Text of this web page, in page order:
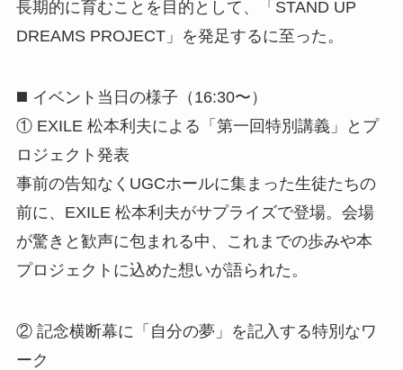
長期的に育むことを目的として、「STAND UP
DREAMS PROJECT」を発足するに至った。
◼️ イベント当日の様子（16:30〜）
① EXILE 松本利夫による「第一回特別講義」とプ
ロジェクト発表
事前の告知なくUGCホールに集まった生徒たちの
前に、EXILE 松本利夫がサプライズで登場。会場
が驚きと歓声に包まれる中、これまでの歩みや本
プロジェクトに込めた想いが語られた。
② 記念横断幕に「自分の夢」を記入する特別なワ
ーク